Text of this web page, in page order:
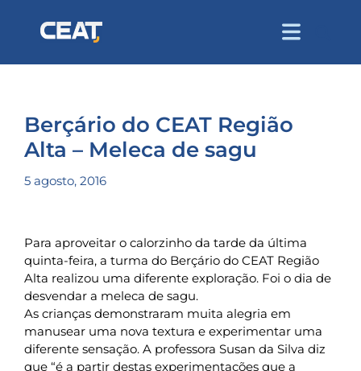
Berçário do CEAT Região
Alta – Meleca de sagu
5 agosto, 2016
Para aproveitar o calorzinho da tarde da última
quinta-feira, a turma do Berçário do CEAT Região
Alta realizou uma diferente exploração. Foi o dia de
desvendar a meleca de sagu.
As crianças demonstraram muita alegria em
manusear uma nova textura e experimentar uma
diferente sensação. A professora Susan da Silva diz
que “é a partir destas experimentações que a